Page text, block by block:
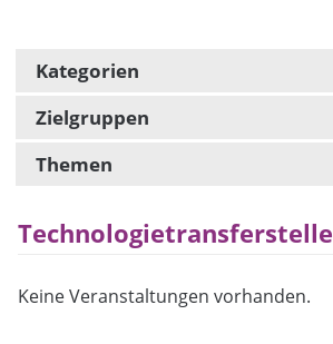
Kategorien
Zielgruppen
Themen
Technologietransferstelle
Keine Veranstaltungen vorhanden.